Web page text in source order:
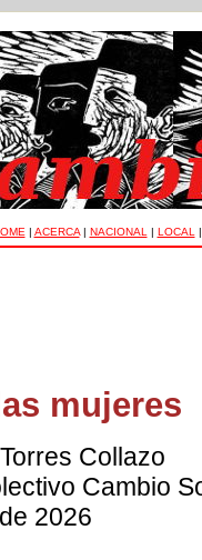
| ACERCA| NACIONAL | LOCAL
mujeres
Collazo
Cambio
2026